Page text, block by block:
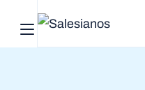
Abrir menu principal